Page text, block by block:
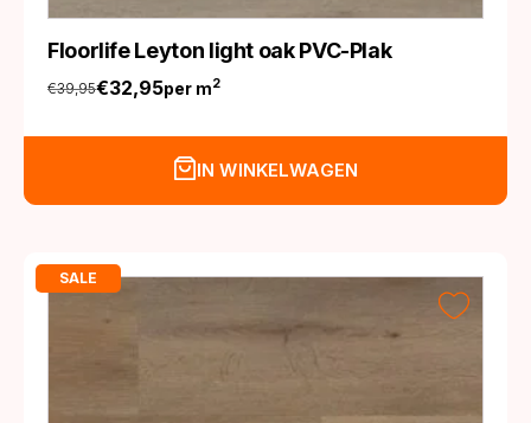
Floorlife Leyton light oak PVC-Plak
€39,95
Oorspronkelijke
prijs
€32,95
Huidige
prijs
per m2
IN WINKELWAGEN
SALE